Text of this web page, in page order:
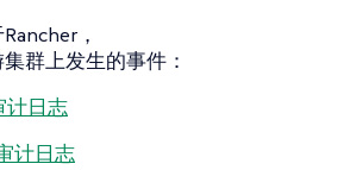
，
群上发生的事件：
计日志
计日志